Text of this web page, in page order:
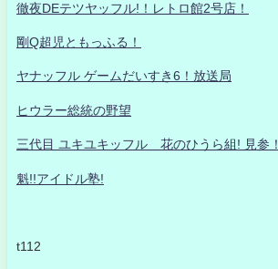
徹夜DEテツヤッフル!！レトロ館2号店！
剛Q超児ともっふる！
ヤナッフル ゲームだいすき6！放送局
ヒウラー総統の野望
三代目 ユキユキッフル 花のひうら組! 見参！
魁!!アイドル塾!
t112